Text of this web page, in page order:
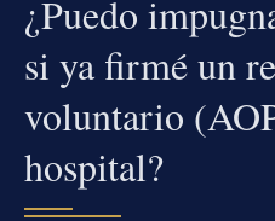
¿Puedo
si ya firmé un
voluntario
hospital?